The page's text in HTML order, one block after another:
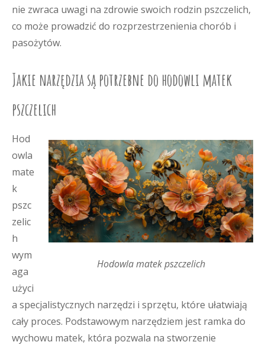
nie zwraca uwagi na zdrowie swoich rodzin pszczelich,
co może prowadzić do rozprzestrzenienia chorób i
pasożytów.
Jakie narzędzia są potrzebne do hodowli matek
pszczelich
Hodowla matek pszczelich
Hod
owla
mate
k
pszc
zelic
h
wym
aga
użyci
a specjalistycznych narzędzi i sprzętu, które ułatwiają
cały proces. Podstawowym narzędziem jest ramka do
wychowu matek, która pozwala na stworzenie